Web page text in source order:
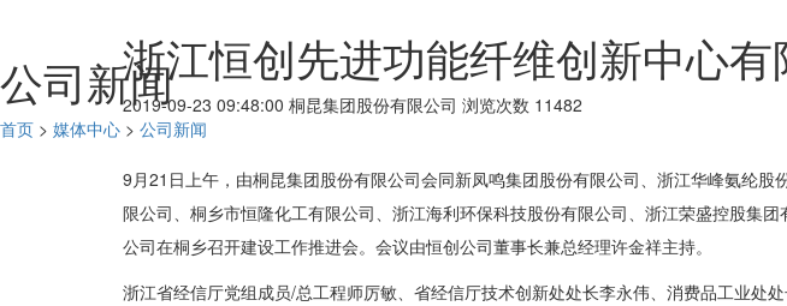
公司新闻
首页 > 媒体中心 > 公司新闻
浙江恒创先进功能纤维创新中心
2019-09-23 09:48:00 桐昆集团股份有限公司 浏览次数 11482
9月21日上午，由桐昆集团股份有限公司会同新凤鸣集团股份有限公司、浙江华峰氨纶
限公司、桐乡市恒隆化工有限公司、浙江海利环保科技股份有限公司、浙江荣盛控股集
公司在桐乡召开建设工作推进会。会议由恒创公司董事长兼总经理许金祥主持。
浙江省经信厅党组成员/总工程师厉敏、省经信厅技术创新处处长李永伟、消费品工业